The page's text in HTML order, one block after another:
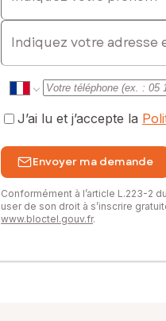
E-mail
J’ai lu et j’accepte la
Envoyer ma demande
Conformément à l’article L.223-2
user de son droit à s’inscrire
www.bloctel.gouv.fr.